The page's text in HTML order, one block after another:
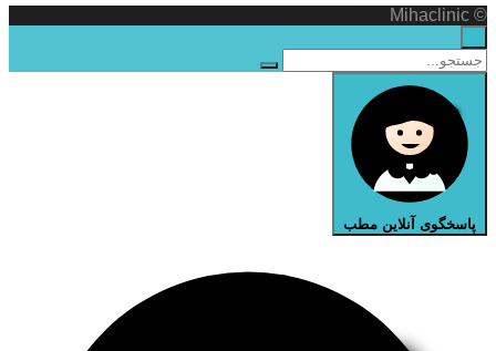
© Mihaclinic
پاسخگوی آنلاین مطب